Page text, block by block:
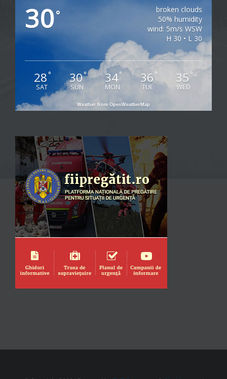
30°
broken clouds
50% humidity
wind: 5m/s WSW
H 30 • L 30
28°
SAT
30°
SUN
34°
MON
36 °
TUE
35 °
WED
Weather from OpenWeatherMap